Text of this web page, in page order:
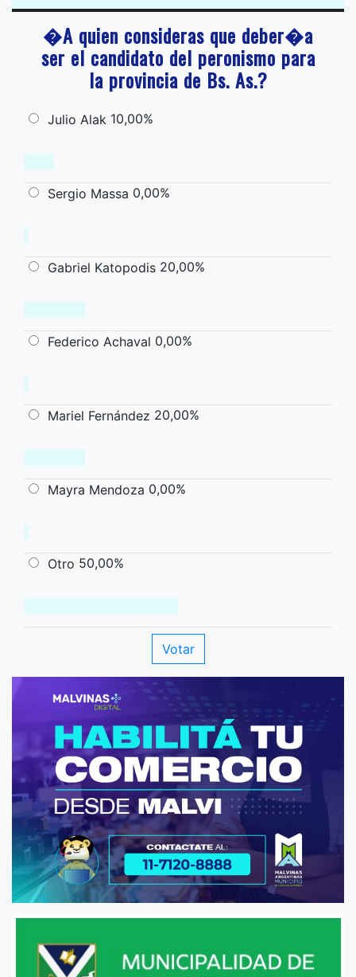
�A quien consideras que deber�a
ser el candidato del peronismo para
la provincia de Bs. As.?
Julio Alak 10,00%
Sergio Massa 0,00%
Gabriel Katopodis 20,00%
Federico Achaval 0,00%
Mariel Fernández 20,00%
Mayra Mendoza 0,00%
Otro 50,00%